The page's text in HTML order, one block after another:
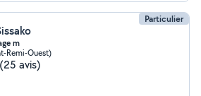
Particulier
m
Remi-Ouest)
(25 avis)